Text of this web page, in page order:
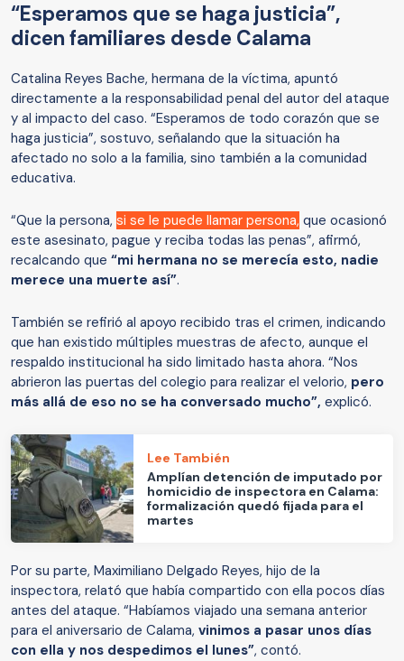
“Esperamos que se haga justicia”,
dicen familiares desde Calama
Catalina Reyes Bache, hermana de la víctima, apuntó
directamente a la responsabilidad penal del autor del ataque
y al impacto del caso. “Esperamos de todo corazón que se
haga justicia”, sostuvo, señalando que la situación ha
afectado no solo a la familia, sino también a la comunidad
educativa.
“Que la persona, si se le puede llamar persona, que ocasionó
este asesinato, pague y reciba todas las penas”, afirmó,
recalcando que “mi hermana no se merecía esto, nadie
merece una muerte así”.
También se refirió al apoyo recibido tras el crimen, indicando
que han existido múltiples muestras de afecto, aunque el
respaldo institucional ha sido limitado hasta ahora. “Nos
abrieron las puertas del colegio para realizar el velorio, pero
más allá de eso no se ha conversado mucho”, explicó.
Lee También
Amplían detención de imputado por
homicidio de inspectora en Calama:
formalización quedó fijada para el
martes
Por su parte, Maximiliano Delgado Reyes, hijo de la
inspectora, relató que había compartido con ella pocos días
antes del ataque. “Habíamos viajado una semana anterior
para el aniversario de Calama, vinimos a pasar unos días
con ella y nos despedimos el lunes”, contó.